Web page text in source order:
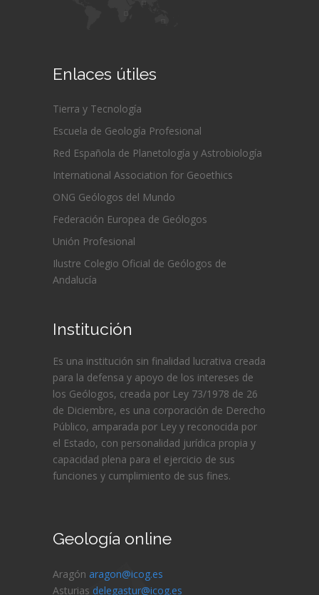
Enlaces útiles
Tierra y Tecnología
Escuela de Geología Profesional
Red Española de Planetología y Astrobiología
International Association for Geoethics
ONG Geólogos del Mundo
Federación Europea de Geólogos
Unión Profesional
Ilustre Colegio Oficial de Geólogos de
Andalucía
Institución
Es una institución sin finalidad lucrativa creada
para la defensa y apoyo de los intereses de
los Geólogos, creada por Ley 73/1978 de 26
de Diciembre, es una corporación de Derecho
Público, amparada por Ley y reconocida por
el Estado, con personalidad jurídica propia y
capacidad plena para el ejercicio de sus
funciones y cumplimiento de sus fines.
Geología online
Aragón aragon@icog.es
Asturias delegastur@icog.es